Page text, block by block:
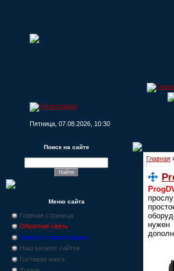
Пятница, 07.08.2026, 10:30
Поиск на сайте
Меню сайта
Главная страница
Обратная связь
Новости, промо-акции
Наш каталог сайтов
Гостевая книга
Главная